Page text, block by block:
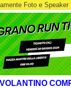
Foto e Speaker
VOLANTINO